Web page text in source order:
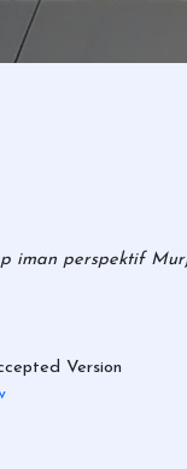
iman perspektif
Version